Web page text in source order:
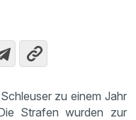
zu einem Jahr
Strafen wurden zur